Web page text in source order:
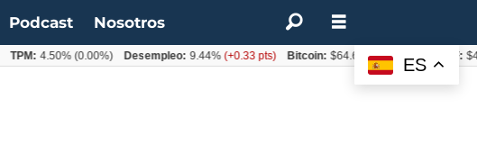
Podcast Nosotros
ES
4.50%(0.00%) Desempleo: 9.44%(+0.33 pts) Bitcoin: $64.600,08(+2.93%)